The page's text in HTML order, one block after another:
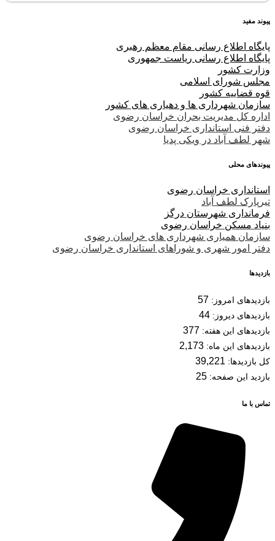
پیوند مفید
پایگاه اطلاع رسانی مقام معظم رهبری
پایگاه اطلاع رسانی ریاست جمهوری
وزارت کشور
مجلس شورای اسلامی
قوه قضاییه کشور
سازمان شهرداری ها و دهیاری های کشور
اداره کل مدیریت بحران خراسان رضوی
دفتر فنی استانداری خراسان رضوی
شهر لطف آباد در ویکی پدیا
پیوندهای محلی
استانداری خراسان رضوی
تیرپارک لطف آباد
فرمانداری شهرستان درگز
بنیاد مسکن خراسان رضوی
سازمان همیاری شهرداری های خراسان رضوی
دفتر امور شهری و شوراهای استانداری خراسان رضوی
بازدیدها
بازدیدهای امروز: 57
بازدیدهای دیروز: 44
بازدیدهای این هفته: 377
بازدیدهای این ماه: 2,173
کل بازدیدها: 39,221
بازدید این صفحه: 25
تماس با ما